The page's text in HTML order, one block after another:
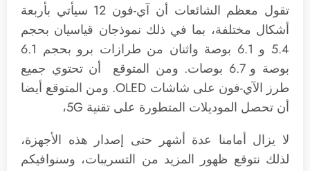
تقول معظم الشائعات أن آي-فون 12 سيأتي بأربعة
أشكال مختلفة، بما في ذلك نموذجان قياسيان بحجم
5.4 و 6.1 بوصة واثنان من طرازات برو بحجم 6.1
بوصة و 6.7 بوصات. ومن المتوقع أن تحتوي جميع
طرز الآي-فون على شاشات OLED. ومن المتوقع أيضا
أن تحصل الموديلات المتطورة على تقنية 5G،
لا يزال أمامنا عدة أشهر حتى إصدار هذه الأجهزة،
لذلك نتوقع ظهور المزيد من التسريبات، وسنوافيكم